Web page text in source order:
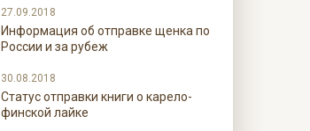
27.09.2018
Информация об отправке щенка по
России и за рубеж
30.08.2018
Статус отправки книги о карело-
финской лайке